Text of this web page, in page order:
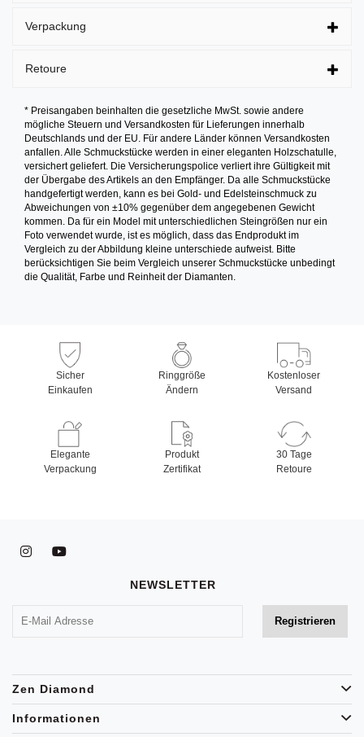
Verpackung
Retoure
* Preisangaben beinhalten die gesetzliche MwSt. sowie andere
mögliche Steuern und Versandkosten für Lieferungen innerhalb
Deutschlands und der EU. Für andere Länder können Versandkosten
anfallen. Alle Schmuckstücke werden in einer eleganten Holzschatulle,
versichert geliefert. Die Versicherungspolice verliert ihre Gültigkeit mit
der Übergabe des Artikels an den Empfänger. Da alle Schmuckstücke
handgefertigt werden, kann es bei Gold- und Edelsteinschmuck zu
Abweichungen von ±10% gegenüber dem angegebenen Gewicht
kommen. Da für ein Model mit unterschiedlichen Steingrößen nur ein
Foto verwendet wurde, ist es möglich, dass das Endprodukt im
Vergleich zu der Abbildung kleine unterschiede aufweist. Bitte
berücksichtigen Sie beim Vergleich unserer Schmuckstücke unbedingt
die Qualität, Farbe und Reinheit der Diamanten.
Sicher
Einkaufen
Ringgröße
Ändern
Kostenloser
Versand
Elegante
Verpackung
Produkt
Zertifikat
30 Tage
Retoure
NEWSLETTER
Zen Diamond
Informationen